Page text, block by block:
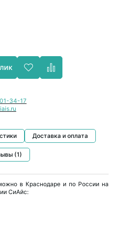
34-17
Доставка и оплата
(1)
в Краснодаре и по России на
СиАйс: